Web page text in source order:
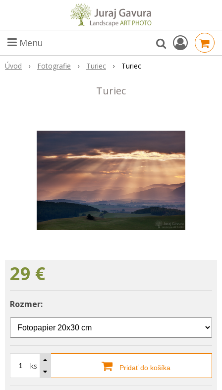
Menu
Úvod Fotografie Turiec Turiec
Turiec
29 €
Rozmer:
ks Pridať do košíka